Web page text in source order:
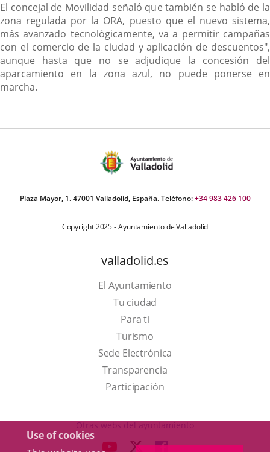
Use of cookies
El concejal de Movilidad señaló que también se habló de la
zona regulada por la ORA, puesto que el nuevo sistema,
más avanzado tecnológicamente, va a permitir campañas
con el comercio de la ciudad y aplicación de descuentos",
aunque hasta que no se adjudique la concesión del
aparcamiento en la zona azul, no puede ponerse en
marcha.
Plaza Mayor, 1. 47001 Valladolid, España. Teléfono:+34 983 426 100
Copyright 2025 - Ayuntamiento de Valladolid
valladolid.es
El Ayuntamiento
Tu ciudad
Para ti
TurismoThis
link
will
open
a
Sede Electrónica
Transparencia
Participación
Otras webs del ayuntamiento
LINK LINKLINK